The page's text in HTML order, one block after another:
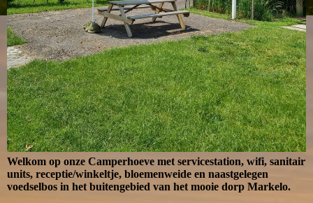
Welkom op onze Camperhoeve met servicestation, wifi, sanitair
units, receptie/winkeltje, bloemenweide en naastgelegen
voedselbos in het buitengebied van het mooie dorp Markelo.